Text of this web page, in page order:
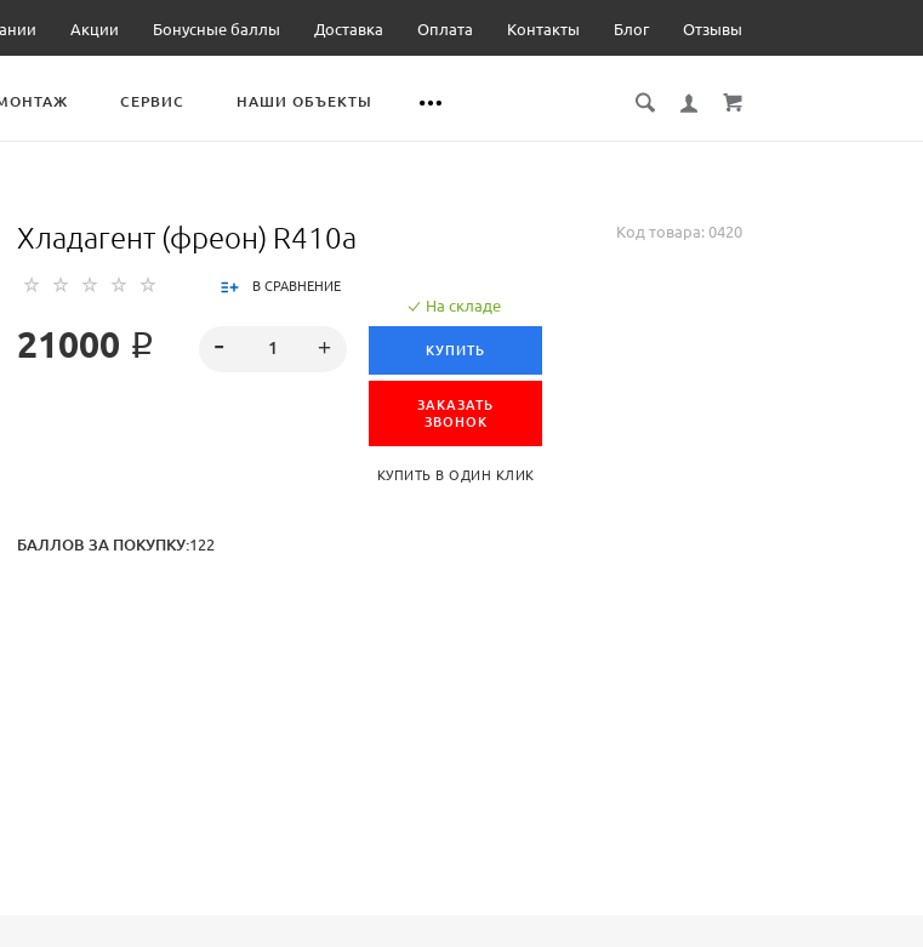
Акции Бонусные баллы Доставка Оплата Контакты Блог Отзывы
СЕРВИС НАШИ ОБЪЕКТЫ
Код товара: 0420
Хладагент (фреон) R410a
В СРАВНЕНИЕ
21000 ₽
На складе
КУПИТЬ
ЗАКАЗАТЬ
ЗВОНОК
КУПИТЬ В ОДИН КЛИК
БАЛЛОВ ЗА ПОКУПКУ:122